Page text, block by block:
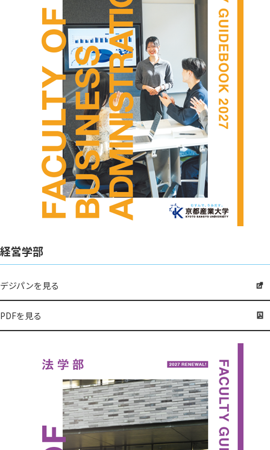
経営学部
デジパンを見る
PDFを見る